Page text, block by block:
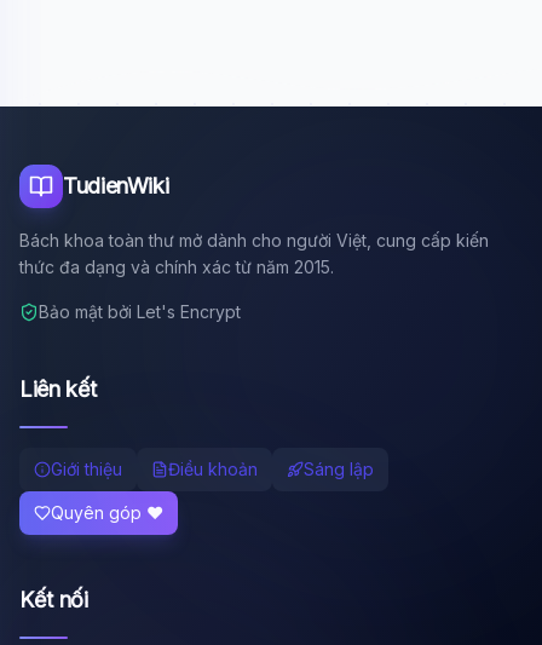
TudienWiki
Bách khoa toàn thư mở dành cho người Việt, cung cấp kiến
thức đa dạng và chính xác từ năm 2015.
Bảo mật bởi Let's Encrypt
Liên kết
Giới thiệu Điều khoản Sáng lập
Quyên góp ❤️
Kết nối
Tôi là trợ lý AI của TuDienWiki. Hãy hỏi tôi bất kỳ điều gì
🪐 Sao Mộc là gì?
🔬 Albert Einstein